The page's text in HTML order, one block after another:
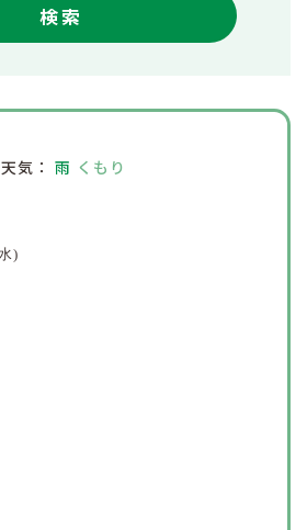
検索
天気：雨 くもり